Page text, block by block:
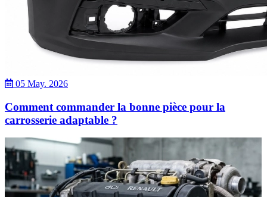
05 May. 2026
Comment commander la bonne pièce pour la
carrosserie adaptable ?